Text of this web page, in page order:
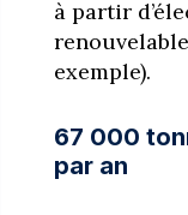
à partir
exemple).
67 000
par an